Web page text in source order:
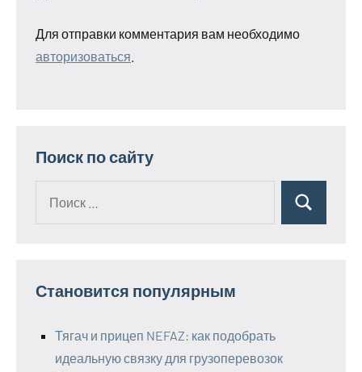
Для отправки комментария вам необходимо
авторизоваться
Поиск по сайту
Поиск
Становится популярным
Тягач и прицеп NEFAZ: как подобрать
идеальную связку для грузоперевозок